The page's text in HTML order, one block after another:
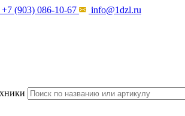
+7 (903) 086-10-67
info@1dzl.ru